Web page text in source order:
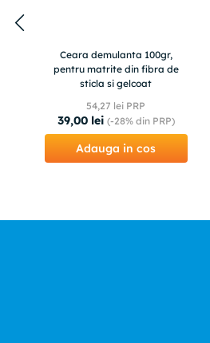
Ceara demulanta 100gr,
pentru matrite din fibra de
sticla si gelcoat
54,27 lei PRP
39,00 lei (-28%din PRP)
Adauga in cos